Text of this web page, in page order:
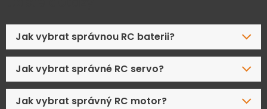
Jak vybrat správnou RC baterii?
Jak vybrat správné RC servo?
Jak vybrat správný RC motor?